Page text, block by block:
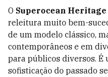
O Superocean Heritage
releitura muito bem-
de um modelo clássico,
contemporâneos e em
para públicos diversos. É
sofisticação do passado